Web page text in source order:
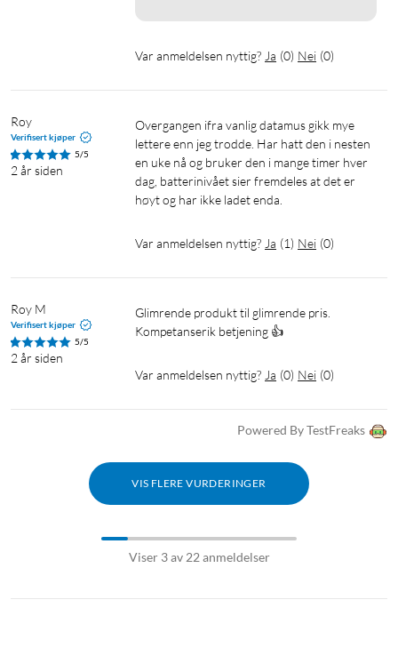
Var anmeldelsen nyttig? Ja (0) Nei (0)
Roy
Verifisert kjøper
5/5
2 år siden
Overgangen ifra vanlig datamus gikk mye
lettere enn jeg trodde. Har hatt den i nesten
en uke nå og bruker den i mange timer hver
dag, batterinivået sier fremdeles at det er
høyt og har ikke ladet enda.
Var anmeldelsen nyttig? Ja (1) Nei (0)
Roy M
Verifisert kjøper
5/5
2 år siden
Glimrende produkt til glimrende pris.
Kompetanserik betjening 👍
Var anmeldelsen nyttig? Ja (0) Nei (0)
Powered By TestFreaks
VIS FLERE VURDERINGER
Viser 3 av 22 anmeldelser